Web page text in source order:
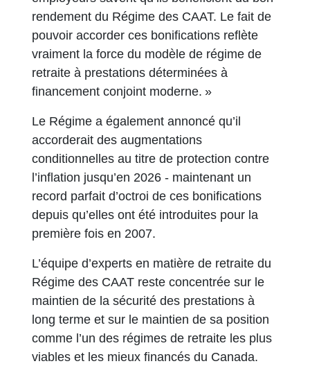
rendement du Régime des CAAT. Le fait de
pouvoir accorder ces bonifications reflète
vraiment la force du modèle de régime de
retraite à prestations déterminées à
financement conjoint moderne. »
Le Régime a également annoncé qu’il
accorderait des augmentations
conditionnelles au titre de protection contre
l’inflation jusqu’en 2026 - maintenant un
record parfait d’octroi de ces bonifications
depuis qu’elles ont été introduites pour la
première fois en 2007.
L’équipe d’experts en matière de retraite du
Régime des CAAT reste concentrée sur le
maintien de la sécurité des prestations à
long terme et sur le maintien de sa position
comme l’un des régimes de retraite les plus
viables et les mieux financés du Canada.